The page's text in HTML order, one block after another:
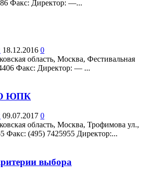
Факс: Директор: —...
18.12.2016 0
область, Москва, Фестивальная
Факс: Директор: — ...
ЮПК
09.07.2017 0
область, Москва, Трофимова ул.,
Факс: (495) 7425955 Директор:...
выбора